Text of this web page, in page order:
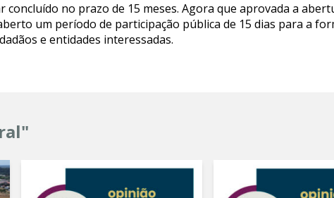
concluído no prazo de 15 meses. Agora que aprovada a
um período de participação pública de 15 dias para a
e entidades interessadas.